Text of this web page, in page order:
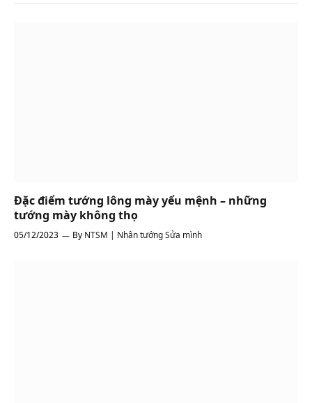
Đặc điểm tướng lông mày yểu mệnh – những
tướng mày không thọ
05/12/2023 By NTSM | Nhân tướng Sửa mình